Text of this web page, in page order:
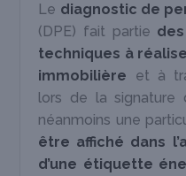
Le diagnostic de
(DPE) fait partie des
techniques à
immobilière et à
lors de la signature
néanmoins une
être affiché dans
d’une étiquette